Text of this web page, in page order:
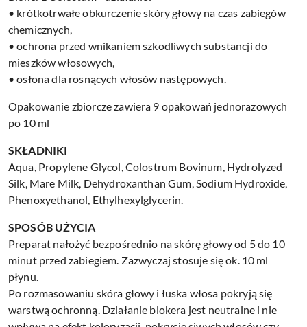
• krótkotrwałe obkurczenie skóry głowy na czas zabiegów
chemicznych,
• ochrona przed wnikaniem szkodliwych substancji do
mieszków włosowych,
• osłona dla rosnących włosów następowych.
Opakowanie zbiorcze zawiera 9 opakowań jednorazowych
po 10 ml
SKŁADNIKI
Aqua, Propylene Glycol, Colostrum Bovinum, Hydrolyzed
Silk, Mare Milk, Dehydroxanthan Gum, Sodium Hydroxide,
Phenoxyethanol, Ethylhexylglycerin.
SPOSÓB UŻYCIA
Preparat nałożyć bezpośrednio na skórę głowy od 5 do 10
minut przed zabiegiem. Zazwyczaj stosuje się ok. 10 ml
płynu.
Po rozmasowaniu skóra głowy i łuska włosa pokryją się
warstwą ochronną. Działanie blokera jest neutralne i nie